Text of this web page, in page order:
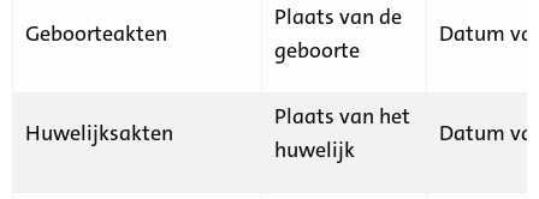
Geboorteakten
Plaats van de
geboorte
Datum
Huwelijksakten
Plaats van het
huwelijk
Datum